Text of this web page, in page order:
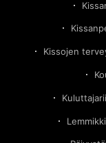
Kissojen